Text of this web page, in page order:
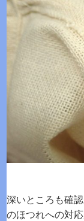
深いところも確
のほつれへの対